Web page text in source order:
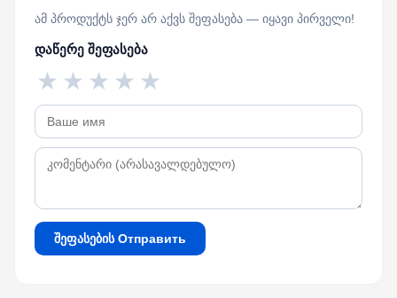
ამ პროდუქტს ჯერ არ აქვს შეფასება — იყავი პირველი!
დაწერე შეფასება
★
★
★
★
★
შეფასების Отправить